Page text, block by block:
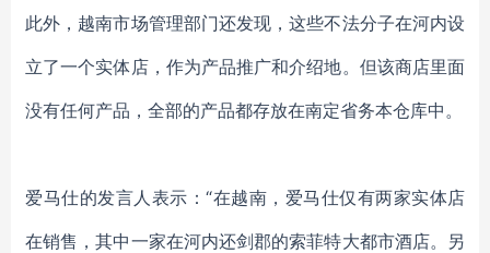
此外，越南市场管理部门还发现，这些不法分子在河内设
立了一个实体店，作为产品推广和介绍地。但该商店里面
没有任何产品，全部的产品都存放在南定省务本仓库中。
爱马仕的发言人表示：“在越南，爱马仕仅有两家实体店
在销售，其中一家在河内还剑郡的索菲特大都市酒店。另